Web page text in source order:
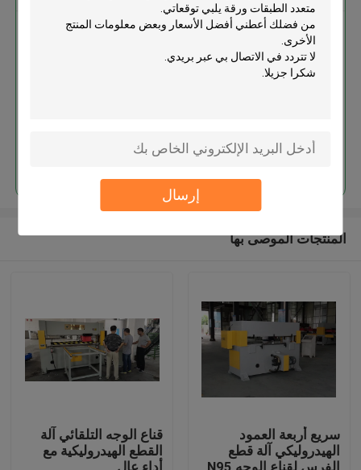
إرسال
أربعة العمود الهيدروليكية السفر
رئيس آلة قطع ل واحد / متعدد
استمر
المنتجات الموصى بها
سريع أربعة العمود
الهيدروليكي آلة قطع
قناع الوجه التلقائي آلة
القطع الهيدروليكية مع